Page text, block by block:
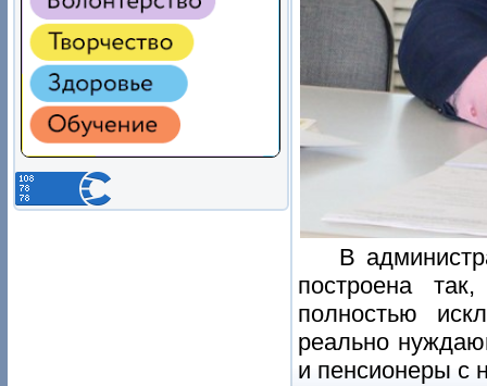
В
построена
полностью
реально
и пенсионеры с